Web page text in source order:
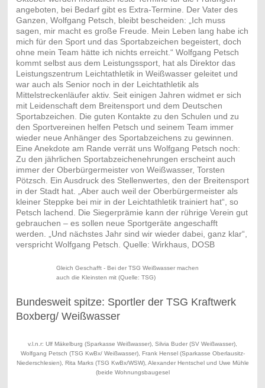
angeboten, bei Bedarf gibt es Extra-Termine. Der Vater des
Ganzen, Wolfgang Petsch, bleibt bescheiden: „Ich muss
sagen, mir macht es große Freude. Mein Leben lang habe ich
mich für den Sport und das Sportabzeichen begeistert, doch
ohne mein Team hätte ich nichts erreicht.“ Wolfgang Petsch
kommt selbst aus dem Leistungssport, hat als Direktor das
Leistungszentrum Leichtathletik in Weißwasser geleitet und
war auch als Senior noch in der Leichtathletik als
Mittelstreckenläufer aktiv. Seit einigen Jahren widmet er sich
mit Leidenschaft dem Breitensport und dem Deutschen
Sportabzeichen. Die guten Kontakte zu den Schulen und zu
den Sportvereinen helfen Petsch und seinem Team immer
wieder neue Anhänger des Sportabzeichens zu gewinnen.
Eine Anekdote am Rande verrät uns Wolfgang Petsch noch:
Zu den jährlichen Sportabzeichenehrungen erscheint auch
immer der Oberbürgermeister von Weißwasser, Torsten
Pötzsch. Ein Ausdruck des Stellenwertes, den der Breitensport
in der Stadt hat. „Aber auch weil der Oberbürgermeister als
kleiner Steppke bei mir in der Leichtathletik trainiert hat“, so
Petsch lachend. Die Siegerprämie kann der rührige Verein gut
gebrauchen – es sollen neue Sportgeräte angeschafft
werden. „Und nächstes Jahr sind wir wieder dabei, ganz klar“,
verspricht Wolfgang Petsch. Quelle: Wirkhaus, DOSB
Gleich Geschafft - Bei der TSG Weißwasser machen
auch die Kleinsten mit (Quelle: TSG)
Bundesweit spitze: Sportler der TSG Kraftwerk
Boxberg/ Weißwasser
v.l.n.r: Ulf Mäkelburg (Sparkasse Weißwasser), Silvia Buder (SV Weißwasser),
Wolfgang Petsch (TSG KwBx/ Weißwasser), Frank Hensel (Sparkasse Oberlausitz-
Niederschlesien), Rita Marks (TSG KwBx/WSW), Alexander Hentschel und Uwe Mühle
(beide Wohnungsbaugesel